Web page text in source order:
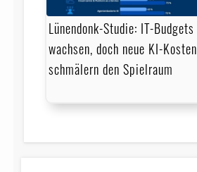
Lünendonk-Studie: IT-Budgets
wachsen, doch neue KI-Kosten
schmälern den Spielraum